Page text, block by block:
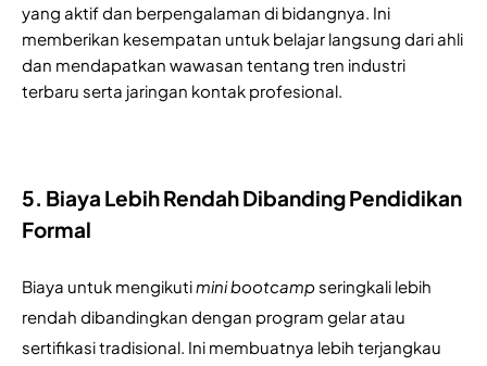
yang aktif dan berpengalaman di bidangnya. Ini
memberikan kesempatan untuk belajar langsung dari ahli
dan mendapatkan wawasan tentang tren industri
terbaru serta jaringan kontak profesional.
5. Biaya Lebih Rendah Dibanding Pendidikan
Formal
Biaya untuk mengikuti mini bootcamp seringkali lebih
rendah dibandingkan dengan program gelar atau
sertifikasi tradisional. Ini membuatnya lebih terjangkau